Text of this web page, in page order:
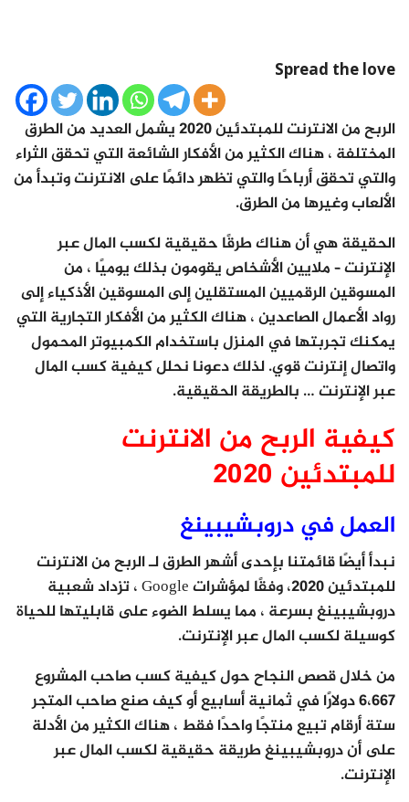
Spread the love
الربح من الانترنت للمبتدئين 2020 يشمل العديد من الطرق
المختلفة ، هناك الكثير من الأفكار الشائعة التي تحقق الثراء
والتي تحقق أرباحًا والتي تظهر دائمًا على الانترنت وتبدأ من
الألعاب وغيرها من الطرق.
الحقيقة هي أن هناك طرقًا حقيقية لكسب المال عبر
الإنترنت – ملايين الأشخاص يقومون بذلك يوميًا ، من
المسوقين الرقميين المستقلين إلى المسوقين الأذكياء إلى
رواد الأعمال الصاعدين ، هناك الكثير من الأفكار التجارية التي
يمكنك تجربتها في المنزل باستخدام الكمبيوتر المحمول
واتصال إنترنت قوي. لذلك دعونا نحلل كيفية كسب المال
عبر الإنترنت … بالطريقة الحقيقية.
كيفية الربح من الانترنت
للمبتدئين 2020
العمل في دروبشيبينغ
نبدأ أيضًا قائمتنا بإحدى أشهر الطرق لـ الربح من الانترنت
للمبتدئين 2020، وفقًا لمؤشرات Google ، تزداد شعبية
دروبشيبينغ بسرعة ، مما يسلط الضوء على قابليتها للحياة
كوسيلة لكسب المال عبر الإنترنت.
من خلال قصص النجاح حول كيفية كسب صاحب المشروع
6،667 دولارًا في ثمانية أسابيع أو كيف صنع صاحب المتجر
ستة أرقام تبيع منتجًا واحدًا فقط ، هناك الكثير من الأدلة
على أن دروبشيبينغ طريقة حقيقية لكسب المال عبر
الإنترنت.